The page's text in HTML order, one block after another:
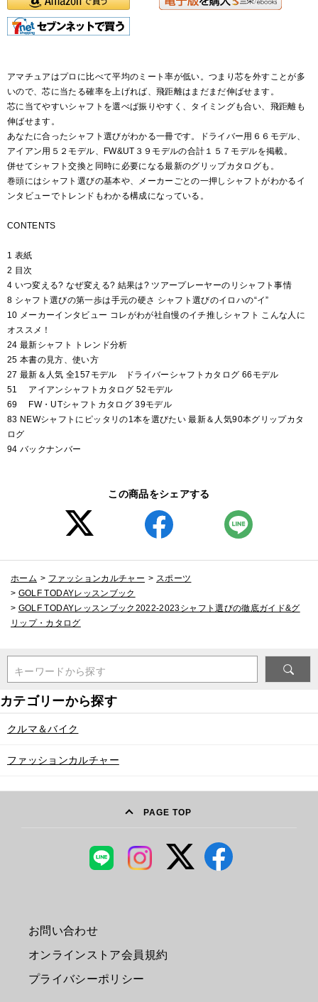
アマチュアはプロに比べて平均のミート率が低い。つまり芯を外すことが多
いので、芯に当たる確率を上げれば、飛距離はまだまだ伸ばせます。
芯に当てやすいシャフトを選べば振りやすく、タイミングも合い、飛距離も
伸ばせます。
あなたに合ったシャフト選びがわかる一冊です。ドライバー用６６モデル、
アイアン用５２モデル、FW&UT３９モデルの合計１５７モデルを掲載。
併せてシャフト交換と同時に必要になる最新のグリップカタログも。
巻頭にはシャフト選びの基本や、メーカーごとの一押しシャフトがわかるイ
ンタビューでトレンドもわかる構成になっている。
CONTENTS
1 表紙
2 目次
4 いつ変える? なぜ変える? 結果は? ツアープレーヤーのリシャフト事情
8 シャフト選びの第一歩は手元の硬さ シャフト選びのイロハの“イ”
10 メーカーインタビュー コレがわが社自慢のイチ推しシャフト こんな人に
オススメ！
24 最新シャフト トレンド分析
25 本書の見方、使い方
27 最新＆人気 全157モデル ドライバーシャフトカタログ 66モデル
51 アイアンシャフトカタログ 52モデル
69 FW・UTシャフトカタログ 39モデル
83 NEWシャフトにピッタリの1本を選びたい 最新＆人気90本グリップカタ
ログ
94 バックナンバー
この商品をシェアする
ホーム > ファッションカルチャー > スポーツ
> GOLF TODAYレッスンブック
> GOLF TODAYレッスンブック2022-2023シャフト選びの徹底ガイド&グ
リップ・カタログ
キーワードから探す
クルマ＆バイク
ファッションカルチャー
PAGE TOP
お問い合わせ
オンラインストア会員規約
プライバシーポリシー